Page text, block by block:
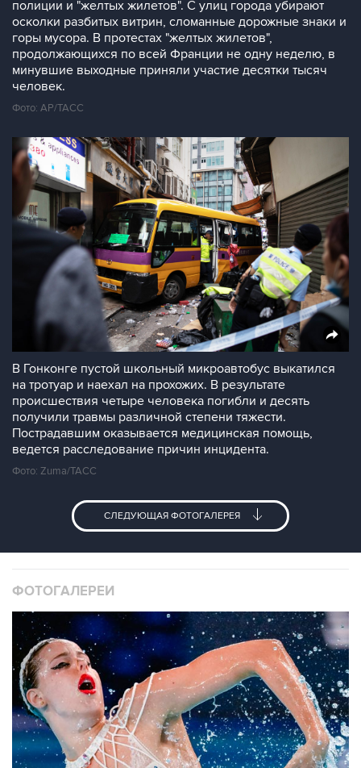
полиции и "желтых жилетов". С улиц города убирают
осколки разбитых витрин, сломанные дорожные знаки и
горы мусора. В протестах "желтых жилетов",
продолжающихся по всей Франции не одну неделю, в
минувшие выходные приняли участие десятки тысяч
человек.
Фото: AP/ТАСС
В Гонконге пустой школьный микроавтобус выкатился
на тротуар и наехал на прохожих. В результате
происшествия четыре человека погибли и десять
получили травмы различной степени тяжести.
Пострадавшим оказывается медицинская помощь,
ведется расследование причин инцидента.
Фото: Zuma/ТАСС
СЛЕДУЮЩАЯ ФОТОГАЛЕРЕЯ
ФОТОГАЛЕРЕИ